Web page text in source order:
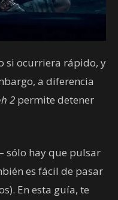
si ocurriera rápido, y
a diferencia
2 permite detener
sólo hay que pulsar
es fácil de pasar
En esta guía, te